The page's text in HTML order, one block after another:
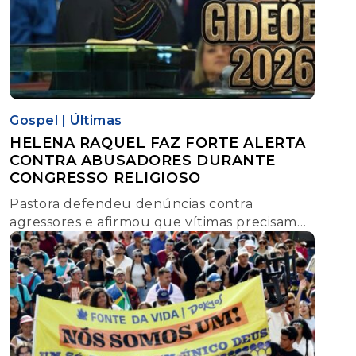
Gospel | Últimas
HELENA RAQUEL FAZ FORTE ALERTA
CONTRA ABUSADORES DURANTE
CONGRESSO RELIGIOSO
Pastora defendeu denúncias contra
agressores e afirmou que vítimas precisam
buscar proteção e romper ciclos de violência